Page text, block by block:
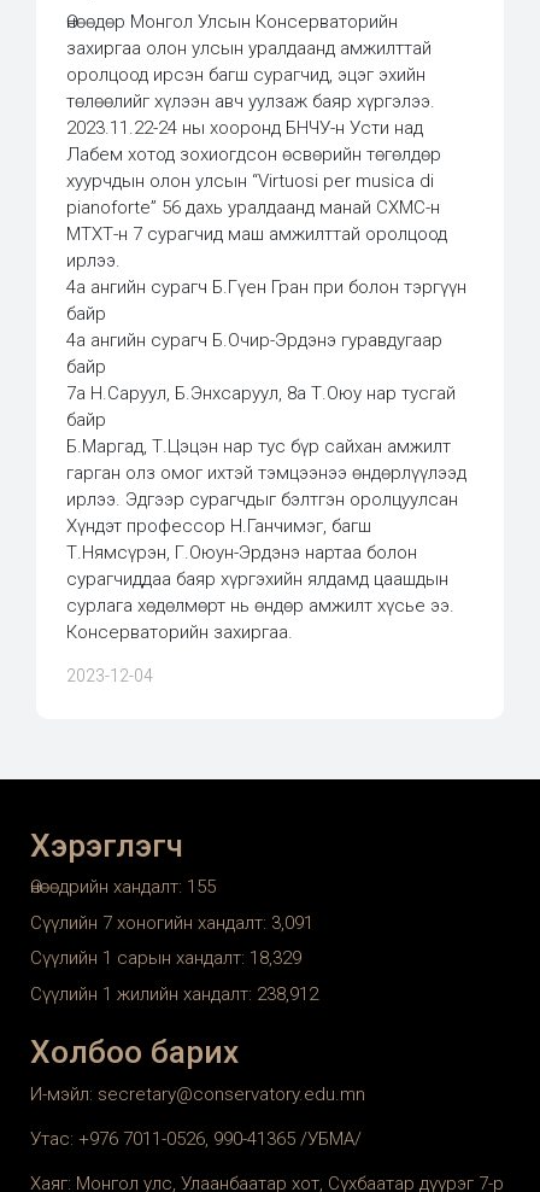
Өнөөдөр Монгол Улсын Консерваторийн
захиргаа олон улсын уралдаанд амжилттай
оролцоод ирсэн багш сурагчид, эцэг эхийн
төлөөлийг хүлээн авч уулзаж баяр хүргэлээ.
2023.11.22-24 ны хооронд БНЧУ-н Усти над
Лабем хотод зохиогдсон өсвөрийн төгөлдөр
хуурчдын олон улсын “Virtuosi per musica di
pianoforte” 56 дахь уралдаанд манай СХМС-н
МТХТ-н 7 сурагчид маш амжилттай оролцоод
ирлээ.
4а ангийн сурагч Б.Гүен Гран при болон тэргүүн
байр
4а ангийн сурагч Б.Очир-Эрдэнэ гуравдугаар
байр
7а Н.Саруул, Б.Энхсаруул, 8а Т.Оюу нар тусгай
байр
Б.Маргад, Т.Цэцэн нар тус бүр сайхан амжилт
гарган олз омог ихтэй тэмцээнээ өндөрлүүлээд
ирлээ. Эдгээр сурагчдыг бэлтгэн оролцуулсан
Хүндэт профессор Н.Ганчимэг, багш
Т.Нямсүрэн, Г.Оюун-Эрдэнэ нартаа болон
сурагчиддаа баяр хүргэхийн ялдамд цаашдын
сурлага хөдөлмөрт нь өндөр амжилт хүсье ээ.
Консерваторийн захиргаа.
2023-12-04
Хэрэглэгч
Өнөөдрийн хандалт: 155
Сүүлийн 7 хоногийн хандалт: 3,091
Сүүлийн 1 сарын хандалт: 18,329
Сүүлийн 1 жилийн хандалт: 238,912
Холбоо барих
И-мэйл: secretary@conservatory.edu.mn
Утас: +976 7011-0526, 990-41365 /УБМА/
Хаяг: Монгол улс, Улаанбаатар хот, Сүхбаатар дүүрэг 7-р